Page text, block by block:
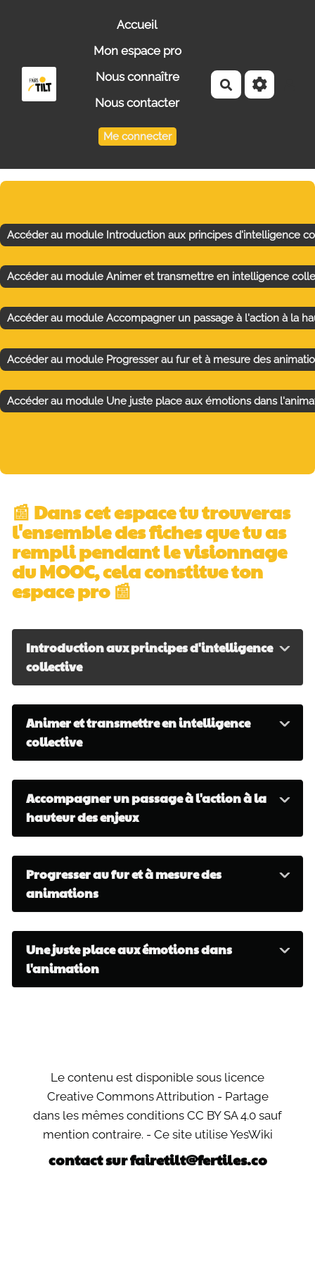
Aller au contenu principal
Accueil
Mon espace pro
Nous connaître
Nous contacter
Me connecter
Rechercher
Accéder au module Introduction aux principes d'intelligence
Accéder au module Animer et transmettre en intelligence
Accéder au module Accompagner un passage à l'action à la
Accéder au module Progresser au fur et à mesure des
Accéder au module Une juste place aux émotions dans
📰 Dans cet espace tu trouveras
l'ensemble des fiches que tu as
rempli pendant le visionnage
du MOOC, cela constitueton
espace pro📰
Introduction aux principes d'intelligence
collective
Animer et transmettre en intelligence
collective
Accompagner un passage à l'action à la
hauteur des enjeux
Progresser au fur et à mesure des
animations
Une juste place aux émotions dans
l'animation
Le contenu est disponible sous licence
Creative Commons Attribution - Partage
dans les mêmes conditions CC BY SA 4.0 sauf
mention contraire. - Ce site utilise YesWiki
contact sur fairetilt@fertiles.co